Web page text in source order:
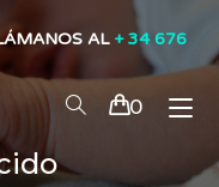
AL + 34 676
0